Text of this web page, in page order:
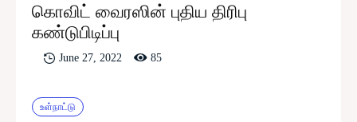
கொவிட் வைரஸின் புதிய திரிபு
கண்டுபிடிப்பு
June 27, 2022 85
உள்நாட்டு